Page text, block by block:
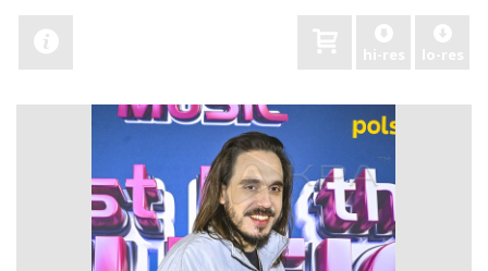
hi-res lo-res